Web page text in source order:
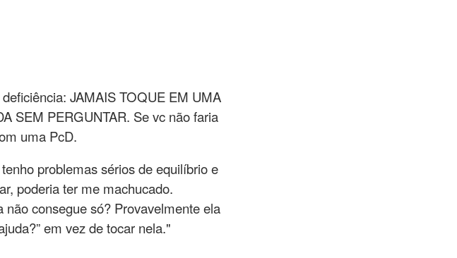
JAMAIS TOQUE EM UMA
SEM PERGUNTAR. Se vc não faria
uma PcD.
problemas sérios de equilíbrio e
poderia ter me machucado.
consegue só? Provavelmente ela
em vez de tocar nela."